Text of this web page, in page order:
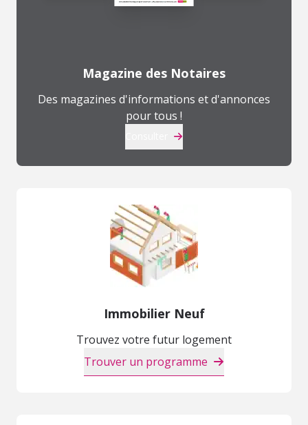
Magazine des Notaires
Des magazines d'informations et d'annonces
pour tous !
Immobilier Neuf
Trouvez votre futur logement
Trouver un programme